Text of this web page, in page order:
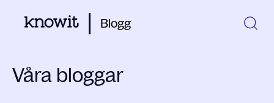
Blogg
Våra bloggar